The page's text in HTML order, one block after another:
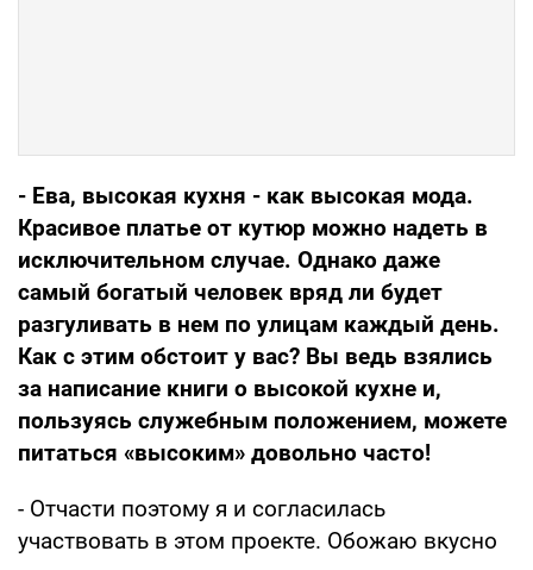
- Ева, высокая кухня - как высокая мода.
Красивое платье от кутюр можно надеть в
исключительном случае. Однако даже
самый богатый человек вряд ли будет
разгуливать в нем по улицам каждый день.
Как с этим обстоит у вас? Вы ведь взялись
за написание книги о высокой кухне и,
пользуясь служебным положением, можете
питаться «высоким» довольно часто!
- Отчасти поэтому я и согласилась
участвовать в этом проекте. Обожаю вкусно